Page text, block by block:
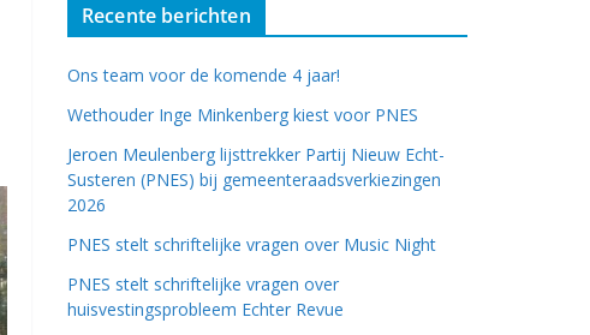
Recente berichten
Ons team voor de komende 4 jaar!
Wethouder Inge Minkenberg kiest voor PNES
Jeroen Meulenberg lijsttrekker Partij Nieuw Echt-
Susteren (PNES) bij gemeenteraadsverkiezingen
2026
PNES stelt schriftelijke vragen over Music Night
PNES stelt schriftelijke vragen over
huisvestingsprobleem Echter Revue